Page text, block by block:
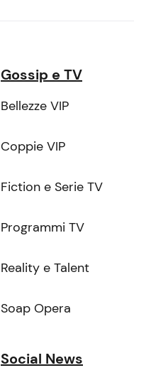
Gossip e TV
Bellezze VIP
Coppie VIP
Fiction e Serie TV
Programmi TV
Reality e Talent
Soap Opera
Social News